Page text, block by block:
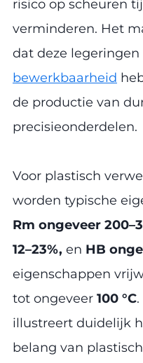
risico op scheuren
verminderen. Het
dat deze legeringen
bewerkbaarheid
de productie van
precisieonderdelen.
Voor plastisch
worden typische
Rm ongeveer
12–23%, en HB
eigenschappen
tot ongeveer 100 °C
illustreert duidelijk
belang van